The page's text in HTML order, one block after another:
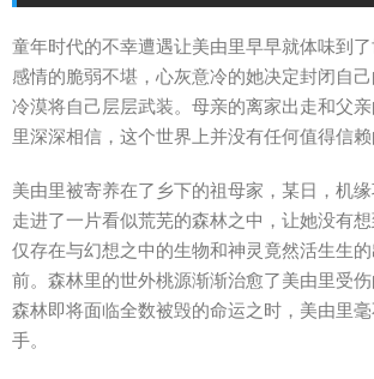
童年时代的不幸遭遇让美由里早早就体味到
感情的脆弱不堪，心灰意冷的她决定封闭自
冷漠将自己层层武装。母亲的离家出走和父
里深深相信，这个世界上并没有任何值得信赖
美由里被寄养在了乡下的祖母家，某日，机
走进了一片看似荒芜的森林之中，让她没有
仅存在与幻想之中的生物和神灵竟然活生生
前。森林里的世外桃源渐渐治愈了美由里受
森林即将面临全数被毁的命运之时，美由里
手。